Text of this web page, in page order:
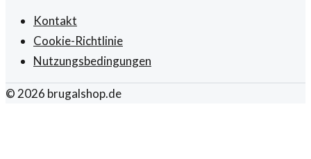
Kontakt
Cookie-Richtlinie
Nutzungsbedingungen
© 2026 brugalshop.de